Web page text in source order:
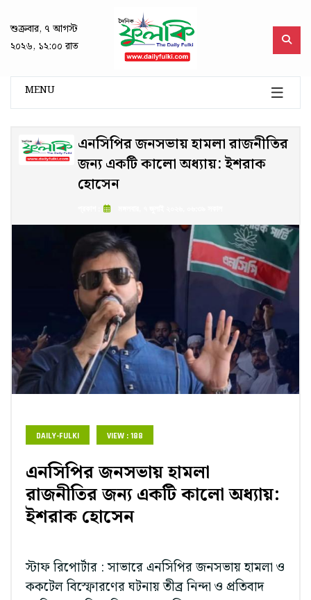
শুক্রবার, ৭ আগস্ট
২০২৬, ১২:০০ রাত
MENU
এনসিপির জনসভায় হামলা রাজনীতির
জন্য একটি কালো অধ্যায়: ইশরাক
হোসেন
DAILY-FULKI VIEW : 188
এনসিপির জনসভায় হামলা
রাজনীতির জন্য একটি কালো অধ্যায়:
ইশরাক হোসেন
স্টাফ রিপোর্টার : সাভারে এনসিপির জনসভায় হামলা ও
ককটেল বিস্ফোরণের ঘটনায় তীব্র নিন্দা ও প্রতিবাদ